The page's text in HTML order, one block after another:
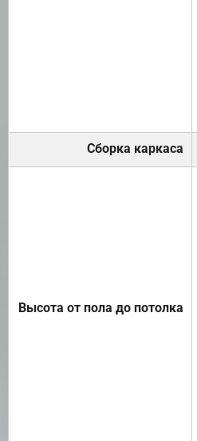
Сборка каркаса
Высота от пола до потолка